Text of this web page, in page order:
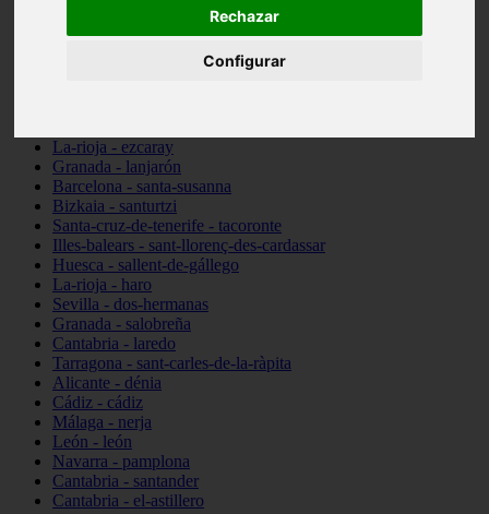
Rechazar
Configurar
Valladolid - fuensaldaña
La-rioja - ezcaray
Granada - lanjarón
Barcelona - santa-susanna
Bizkaia - santurtzi
Santa-cruz-de-tenerife - tacoronte
Illes-balears - sant-llorenç-des-cardassar
Huesca - sallent-de-gállego
La-rioja - haro
Sevilla - dos-hermanas
Granada - salobreña
Cantabria - laredo
Tarragona - sant-carles-de-la-ràpita
Alicante - dénia
Cádiz - cádiz
Málaga - nerja
León - león
Navarra - pamplona
Cantabria - santander
Cantabria - el-astillero